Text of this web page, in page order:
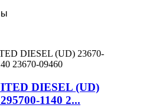
DIESEL (UD)
1140 2...